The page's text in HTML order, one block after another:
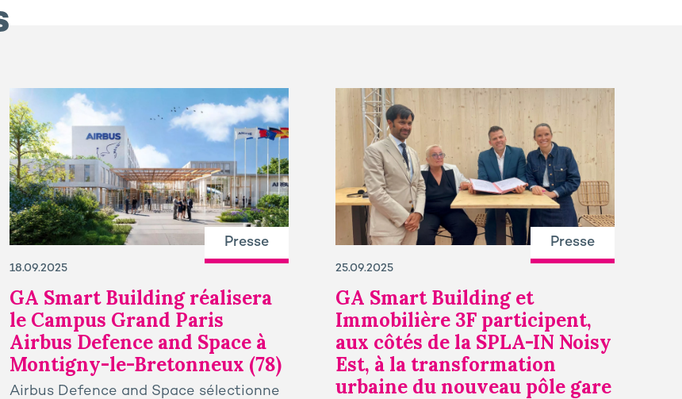
Presse
18.09.2025
GA Smart Building réalisera
le Campus Grand Paris
Airbus Defence and Space à
Montigny-le-Bretonneux (78)
Airbus Defence and Space sélectionne
Presse
25.09.2025
GA Smart Building et
Immobilière 3F participent,
aux côtés de la SPLA-IN Noisy
Est, à la transformation
urbaine du nouveau pôle gare